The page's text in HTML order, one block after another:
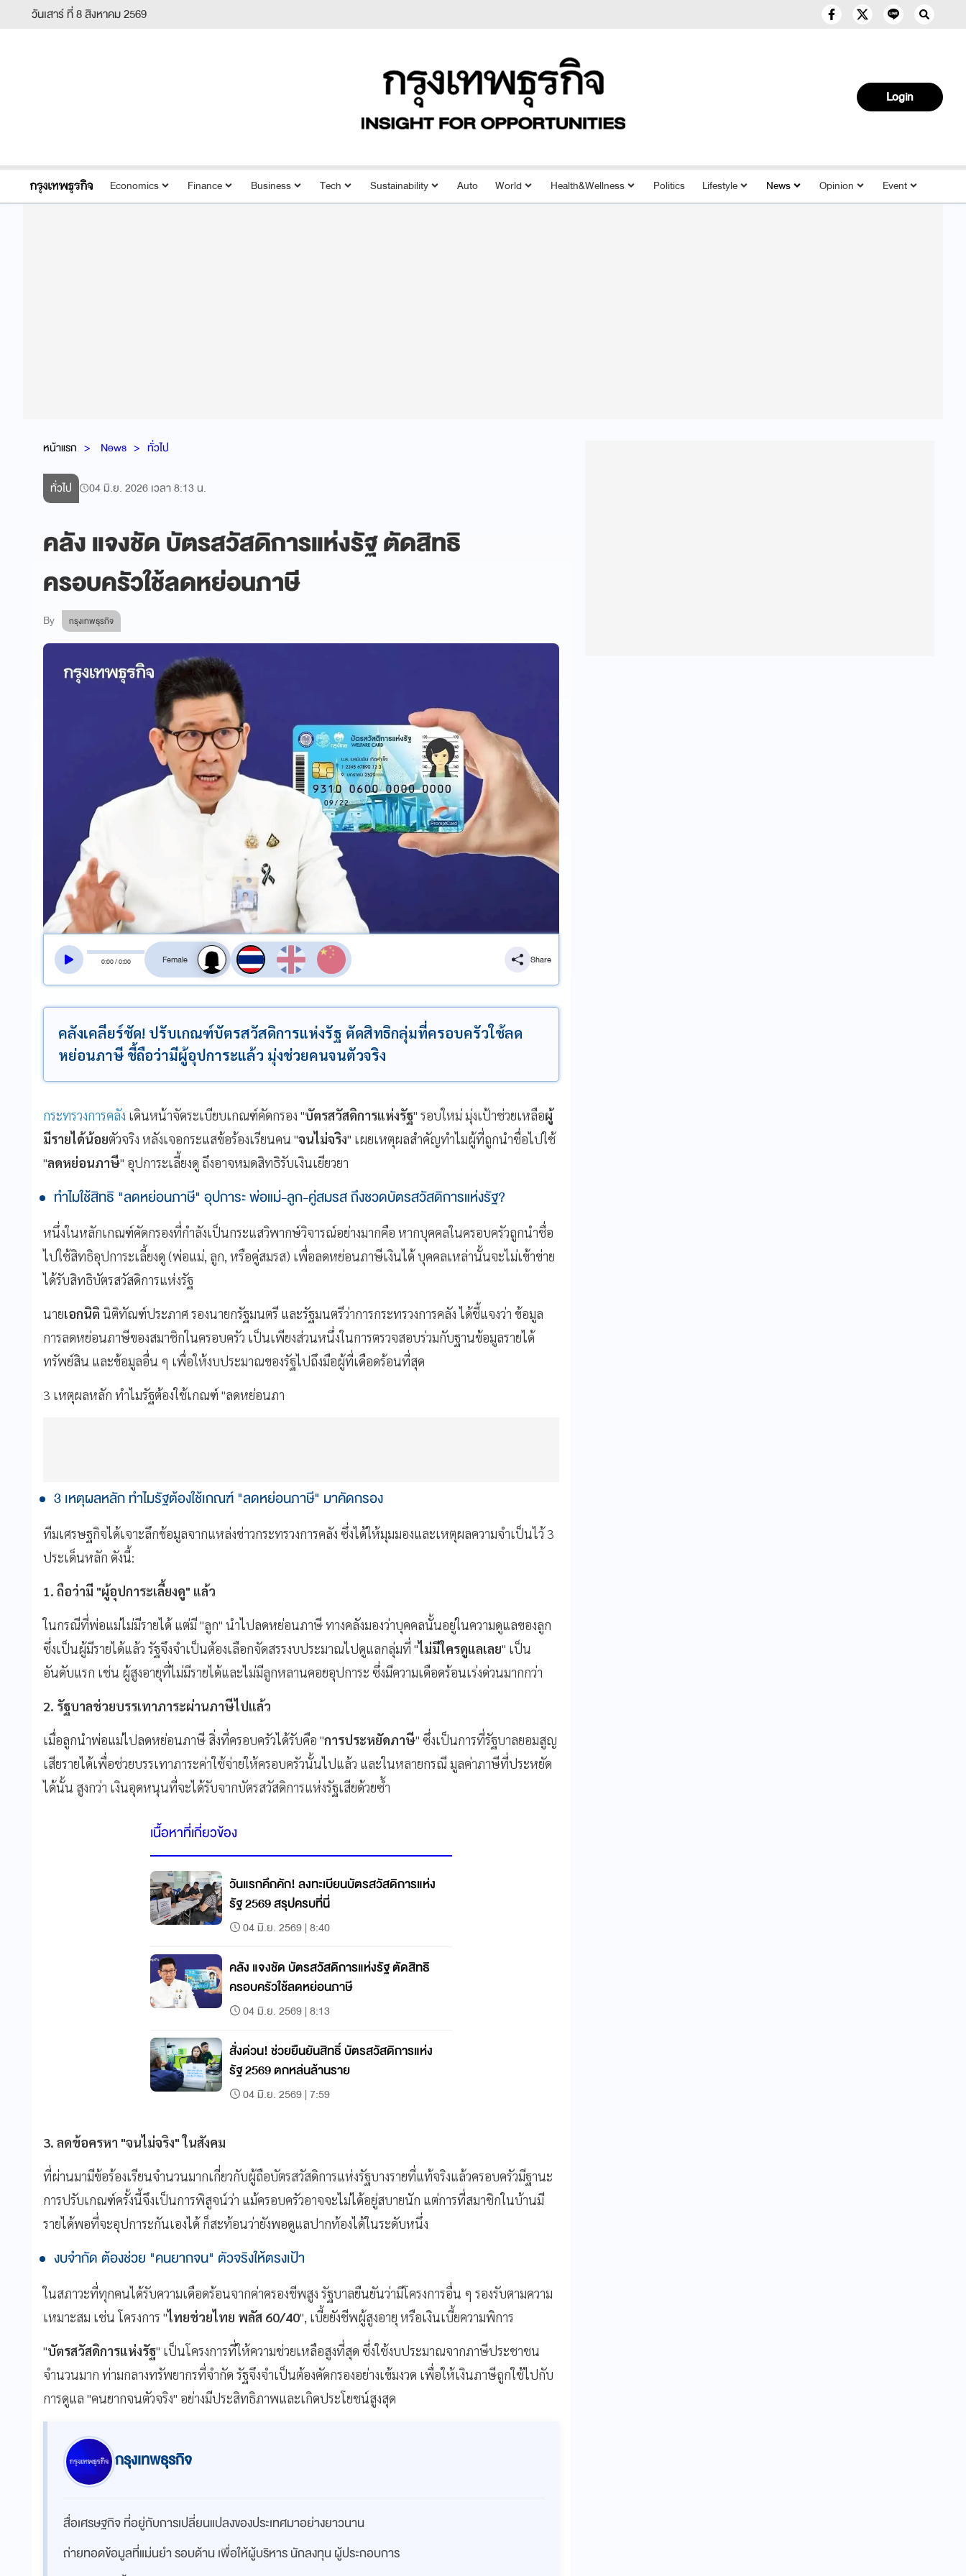
วันเสาร์ ที่ 8 สิงหาคม 2569
Login
Economics Finance Business Tech Sustainability Auto World Health&Wellness Politics Lifestyle News Opinion Event
หน้าแรก News ทั่วไป
ทั่วไป 04 มิ.ย. 2026 เวลา 8:13 น.
คลัง แจงชัด บัตรสวัสดิการแห่งรัฐ ตัดสิทธิ
ครอบครัวใช้ลดหย่อนภาษี
By กรุงเทพธุรกิจ
0:00/0:00
สลับเสียงอ่าน
Share
คลังเคลียร์ชัด! ปรับเกณฑ์บัตรสวัสดิการแห่งรัฐ ตัดสิทธิกลุ่มที่ครอบครัวใช้ลด
หย่อนภาษี ชี้ถือว่ามีผู้อุปการะแล้ว มุ่งช่วยคนจนตัวจริง
กระทรวงการคลัง เดินหน้าจัดระเบียบเกณฑ์คัดกรอง "บัตรสวัสดิการแห่งรัฐ" รอบใหม่ มุ่งเป้าช่วยเหลือผู้
มีรายได้น้อยตัวจริง หลังเจอกระแสข้อร้องเรียนคน "จนไม่จริง" เผยเหตุผลสำคัญทำไมผู้ที่ถูกนำชื่อไปใช้
"ลดหย่อนภาษี" อุปการะเลี้ยงดู ถึงอาจหมดสิทธิรับเงินเยียวยา
ทำไมใช้สิทธิ "ลดหย่อนภาษี" อุปการะ พ่อแม่-ลูก-คู่สมรส ถึงชวดบัตรสวัสดิการแห่งรัฐ?
หนึ่งในหลักเกณฑ์คัดกรองที่กำลังเป็นกระแสวิพากษ์วิจารณ์อย่างมากคือ หากบุคคลในครอบครัวถูกนำชื่อ
ไปใช้สิทธิอุปการะเลี้ยงดู (พ่อแม่, ลูก, หรือคู่สมรส) เพื่อลดหย่อนภาษีเงินได้ บุคคลเหล่านั้นจะไม่เข้าข่าย
ได้รับสิทธิบัตรสวัสดิการแห่งรัฐ
นายเอกนิติ นิติทัณฑ์ประภาศ รองนายกรัฐมนตรี และรัฐมนตรีว่าการกระทรวงการคลัง ได้ชี้แจงว่า ข้อมูล
การลดหย่อนภาษีของสมาชิกในครอบครัว เป็นเพียงส่วนหนึ่งในการตรวจสอบร่วมกับฐานข้อมูลรายได้
ทรัพย์สิน และข้อมูลอื่น ๆ เพื่อให้งบประมาณของรัฐไปถึงมือผู้ที่เดือดร้อนที่สุด
3 เหตุผลหลัก ทำไมรัฐต้องใช้เกณฑ์ "ลดหย่อนภา
3 เหตุผลหลัก ทำไมรัฐต้องใช้เกณฑ์ "ลดหย่อนภาษี" มาคัดกรอง
ทีมเศรษฐกิจได้เจาะลึกข้อมูลจากแหล่งข่าวกระทรวงการคลัง ซึ่งได้ให้มุมมองและเหตุผลความจำเป็นไว้ 3
ประเด็นหลัก ดังนี้:
1. ถือว่ามี "ผู้อุปการะเลี้ยงดู" แล้ว
ในกรณีที่พ่อแม่ไม่มีรายได้ แต่มี "ลูก" นำไปลดหย่อนภาษี ทางคลังมองว่าบุคคลนั้นอยู่ในความดูแลของลูก
ซึ่งเป็นผู้มีรายได้แล้ว รัฐจึงจำเป็นต้องเลือกจัดสรรงบประมาณไปดูแลกลุ่มที่ "ไม่มีใครดูแลเลย" เป็น
อันดับแรก เช่น ผู้สูงอายุที่ไม่มีรายได้และไม่มีลูกหลานคอยอุปการะ ซึ่งมีความเดือดร้อนเร่งด่วนมากกว่า
2. รัฐบาลช่วยบรรเทาภาระผ่านภาษีไปแล้ว
เมื่อลูกนำพ่อแม่ไปลดหย่อนภาษี สิ่งที่ครอบครัวได้รับคือ "การประหยัดภาษี" ซึ่งเป็นการที่รัฐบาลยอมสูญ
เสียรายได้เพื่อช่วยบรรเทาภาระค่าใช้จ่ายให้ครอบครัวนั้นไปแล้ว และในหลายกรณี มูลค่าภาษีที่ประหยัด
ได้นั้น สูงกว่า เงินอุดหนุนที่จะได้รับจากบัตรสวัสดิการแห่งรัฐเสียด้วยซ้ำ
เนื้อหาที่เกี่ยวข้อง
วันแรกคึกคัก! ลงทะเบียนบัตรสวัสดิการแห่ง
รัฐ 2569 สรุปครบที่นี่
04 มิ.ย. 2569 | 8:40
คลัง แจงชัด บัตรสวัสดิการแห่งรัฐ ตัดสิทธิ
ครอบครัวใช้ลดหย่อนภาษี
04 มิ.ย. 2569 | 8:13
สั่งด่วน! ช่วยยืนยันสิทธิ์ บัตรสวัสดิการแห่ง
รัฐ 2569 ตกหล่นล้านราย
04 มิ.ย. 2569 | 7:59
3. ลดข้อครหา "จนไม่จริง" ในสังคม
ที่ผ่านมามีข้อร้องเรียนจำนวนมากเกี่ยวกับผู้ถือบัตรสวัสดิการแห่งรัฐบางรายที่แท้จริงแล้วครอบครัวมีฐานะ
การปรับเกณฑ์ครั้งนี้จึงเป็นการพิสูจน์ว่า แม้ครอบครัวอาจจะไม่ได้อยู่สบายนัก แต่การที่สมาชิกในบ้านมี
รายได้พอที่จะอุปการะกันเองได้ ก็สะท้อนว่ายังพอดูแลปากท้องได้ในระดับหนึ่ง
งบจำกัด ต้องช่วย "คนยากจน" ตัวจริงให้ตรงเป้า
ในสภาวะที่ทุกคนได้รับความเดือดร้อนจากค่าครองชีพสูง รัฐบาลยืนยันว่ามีโครงการอื่น ๆ รองรับตามความ
เหมาะสม เช่น โครงการ "ไทยช่วยไทย พลัส 60/40", เบี้ยยังชีพผู้สูงอายุ หรือเงินเบี้ยความพิการ
"บัตรสวัสดิการแห่งรัฐ" เป็นโครงการที่ให้ความช่วยเหลือสูงที่สุด ซึ่งใช้งบประมาณจากภาษีประชาชน
จำนวนมาก ท่ามกลางทรัพยากรที่จำกัด รัฐจึงจำเป็นต้องคัดกรองอย่างเข้มงวด เพื่อให้เงินภาษีถูกใช้ไปกับ
การดูแล "คนยากจนตัวจริง" อย่างมีประสิทธิภาพและเกิดประโยชน์สูงสุด
กรุงเทพธุรกิจ
สื่อเศรษฐกิจ ที่อยู่กับการเปลี่ยนแปลงของประเทศมาอย่างยาวนาน
ถ่ายทอดข้อมูลที่แม่นยำ รอบด้าน เพื่อให้ผู้บริหาร นักลงทุน ผู้ประกอบการ